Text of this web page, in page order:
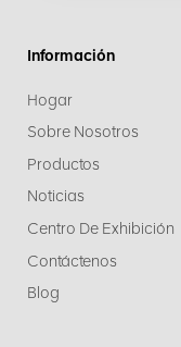
Información
Hogar
Sobre Nosotros
Productos
Noticias
Centro De Exhibición
Contáctenos
Blog